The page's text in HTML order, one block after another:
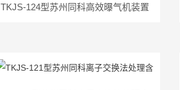
TKJS-124型苏州同科高效曝气机装置